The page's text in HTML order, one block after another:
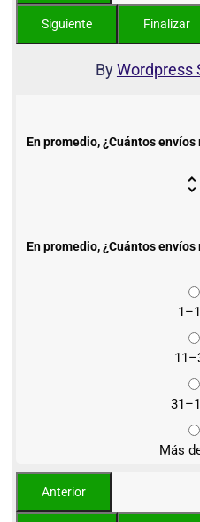
ByWordpress
En promedio, ¿Cuántos
En promedio, ¿Cuántos
Más